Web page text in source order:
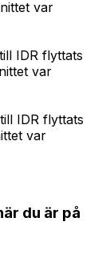
var
IDR flyttats
var
IDR flyttats
var
du är på